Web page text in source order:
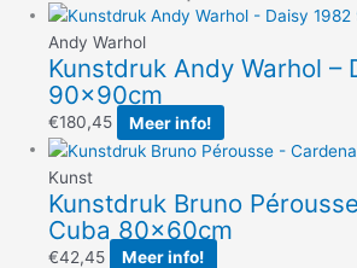
Andy Warhol
Kunstdruk Andy Warhol –
90x90cm
€180,45 Meer info!
Kunst
Kunstdruk Bruno
Cuba 80x60cm
€42,45 Meer info!